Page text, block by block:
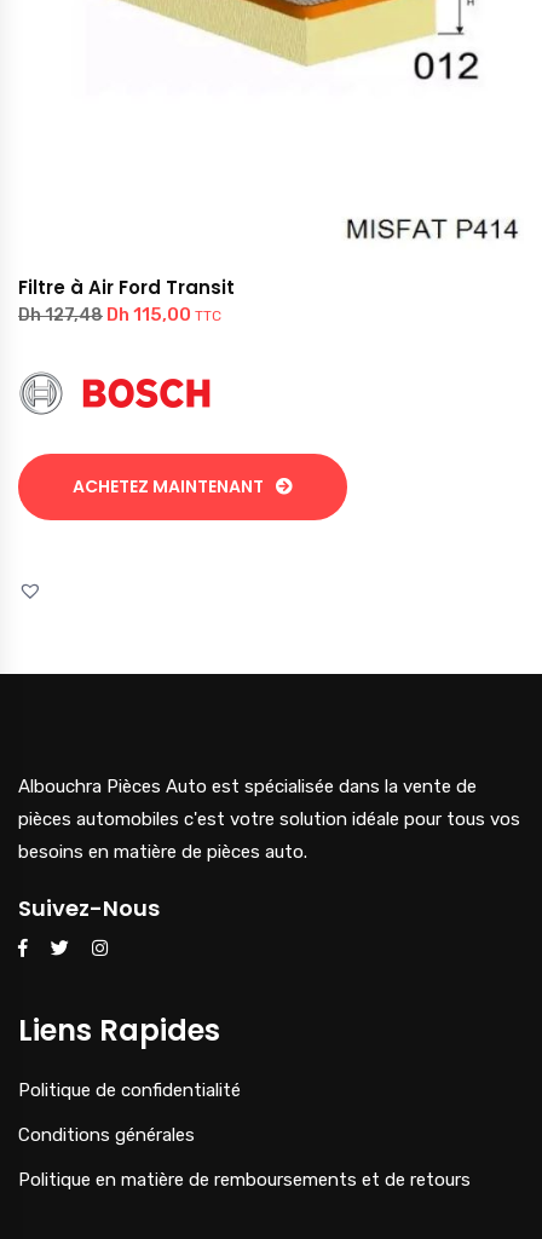
Filtre à Air Ford Transit
Dh127,48 Dh 115,00 TTC
ACHETEZ MAINTENANT
Albouchra Pièces Auto est spécialisée dans la vente de
pièces automobiles c'est votre solution idéale pour tous vos
besoins en matière de pièces auto.
Suivez-Nous
Liens Rapides
Politique de confidentialité
Conditions générales
Politique en matière de remboursements et de retours